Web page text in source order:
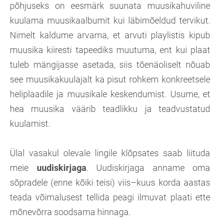
põhjuseks on eesmärk suunata muusikahuviline
kuulama muusikaalbumit kui läbimõeldud tervikut.
Nimelt kaldume arvama, et arvuti playlistis kipub
muusika kiiresti tapeediks muutuma, ent kui plaat
tuleb mängijasse asetada, siis tõenäoliselt nõuab
see muusikakuulajalt ka pisut rohkem konkreetsele
heliplaadile ja muusikale keskendumist. Usume, et
hea muusika väärib teadlikku ja teadvustatud
kuulamist.
Ülal vasakul olevale lingile klõpsates saab liituda
meie uudiskirjaga. Uudiskirjaga anname oma
sõpradele (enne kõiki teisi) viis–kuus korda aastas
teada võimalusest tellida peagi ilmuvat plaati ette
mõnevõrra soodsama hinnaga.